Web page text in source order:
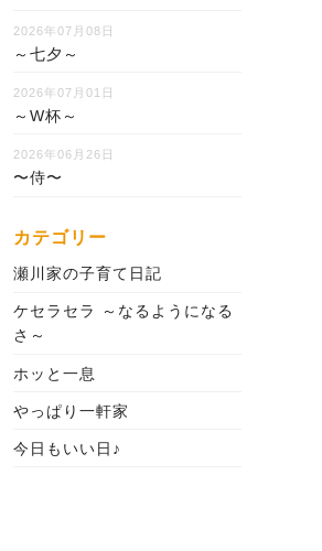
2026年07月08日
～七夕～
2026年07月01日
～W杯～
2026年06月26日
〜侍〜
カテゴリー
瀬川家の子育て日記
ケセラセラ ～なるようになる
さ～
ホッと一息
やっぱり一軒家
今日もいい日♪